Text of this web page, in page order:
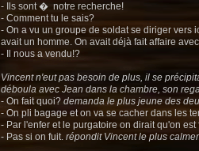
- Ils sont � notre recherche!
- Comment tu le sais?
- On a vu un groupe de soldat se diriger
avait un homme. On avait déjà fait affaire
- Il nous a vendu!?
Vincent n'eut pas besoin de plus, il se
déboula avec Jean dans la chambre, son
- On fait quoi? demanda le plus jeune des
- On pli bagage et on va se cacher dans les
- Par l'enfer et le purgatoire on dirait qu'on
- Pas si on fuit. répondit Vincent le plus